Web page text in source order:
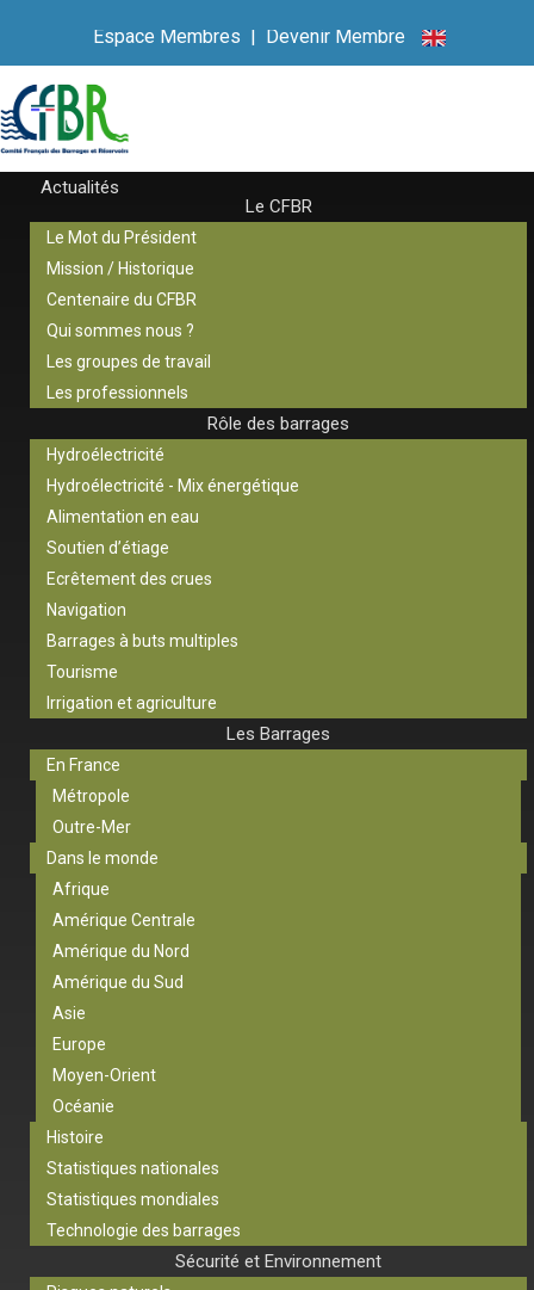
Espace Membres | Devenir Membre
Actualités
Le CFBR
Le Mot du Président
Mission / Historique
Centenaire du CFBR
Qui sommes nous ?
Les groupes de travail
Les professionnels
Rôle des barrages
Hydroélectricité
Hydroélectricité - Mix énergétique
Alimentation en eau
Soutien d’étiage
Ecrêtement des crues
Navigation
Barrages à buts multiples
Tourisme
Irrigation et agriculture
Les Barrages
En France
Métropole
Outre-Mer
Dans le monde
Afrique
Amérique Centrale
Amérique du Nord
Amérique du Sud
Asie
Europe
Moyen-Orient
Océanie
Histoire
Statistiques nationales
Statistiques mondiales
Technologie des barrages
Sécurité et Environnement